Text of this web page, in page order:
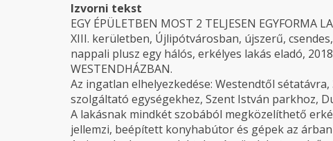
Izvorni tekst
EGY ÉPÜLETBEN MOST 2 TELJESEN EGYFORMA
XIII. kerületben, Újlipótvárosban, újszerű,
nappali plusz egy hálós, erkélyes lakás eladó,
WESTENDHÁZBAN.
Az ingatlan elhelyezkedése: Westendtől
szolgáltató egységekhez, Szent István parkhoz,
A lakásnak mindkét szobából megközelíthető
jellemzi, beépített konyhabútor és gépek az